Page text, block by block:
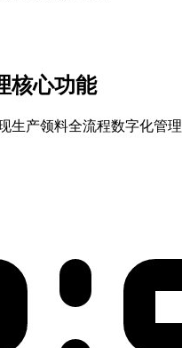
核心功能
生产领料全流程数字化管理